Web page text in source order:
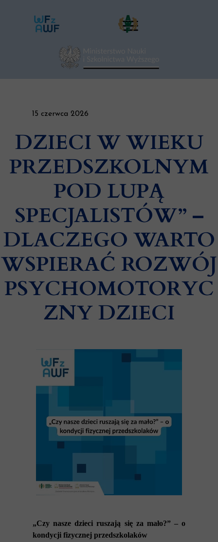
15 czerwca 2026
DZIECI W WIEKU
PRZEDSZKOLNYM
POD LUPĄ
SPECJALISTÓW” –
DLACZEGO WARTO
WSPIERAĆ ROZWÓJ
PSYCHOMOTORYC
ZNY DZIECI
„Czy nasze dzieci ruszają się za mało?” – o
kondycji fizycznej przedszkolaków